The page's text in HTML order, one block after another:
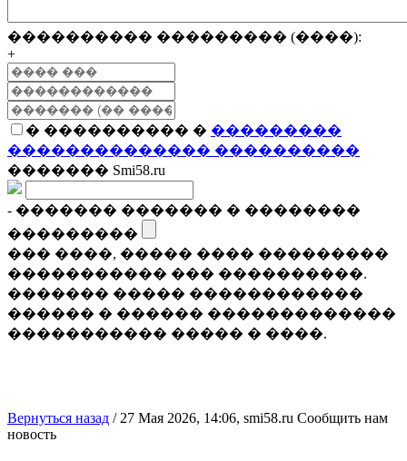
���������� ��������� (����):
+
� ���������� � ���������
�������������� ����������
������� Smi58.ru
- ������� ������� � ��������
���������
��� ����, ����� ���� ���������
����������� ��� ����������.
������� ����� ������������
������ � ������ �������������
����������� ����� � ����.
Вернуться назад / 27 Мая 2026, 14:06, smi58.ru Сообщить нам
новость